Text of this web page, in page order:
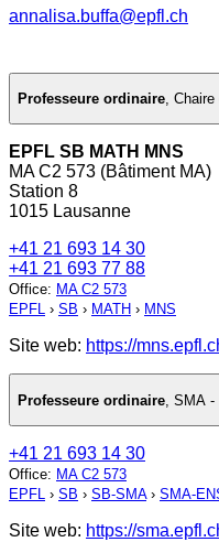
annalisa.buffa@epfl.ch
Professeure ordinaire,
EPFL SB MATH MNS
MA C2 573 (Bâtiment MA)
Station 8
1015 Lausanne
+41 21 693 14 30
+41 21 693 77 88
Office: MA C2 573
EPFL › SB › MATH › MNS
Site web: https://
Professeure ordinaire SMA -
+41 21 693 14 30
Office: MA C2 573
EPFL › SB › SB-SMA› SMA-
Site web: https://